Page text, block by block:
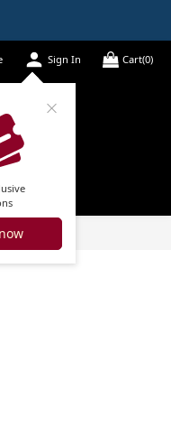
Sign In Cart(0)
BUY NOW